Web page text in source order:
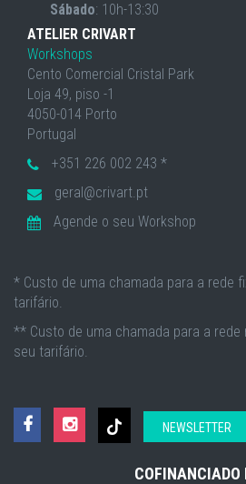
Sábado: 10h-13:30
ATELIER CRIVART
Workshops
Cento Comercial Cristal Park
Loja 49, piso -1
4050-014 Porto
Portugal
+351 226 002 243 *
geral@crivart.pt
Agende o seu Workshop
* Custo de uma chamada para a rede
tarifário.
** Custo de uma chamada para a rede
seu tarifário.
NEWSLETTER
COFINANCIADO